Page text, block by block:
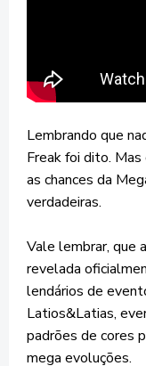
Lembrando que
Freak foi dito.
as chances da
verdadeiras.
Vale lembrar, que
revelada
lendários de
Latios&Latias,
padrões de cores
mega evoluções.